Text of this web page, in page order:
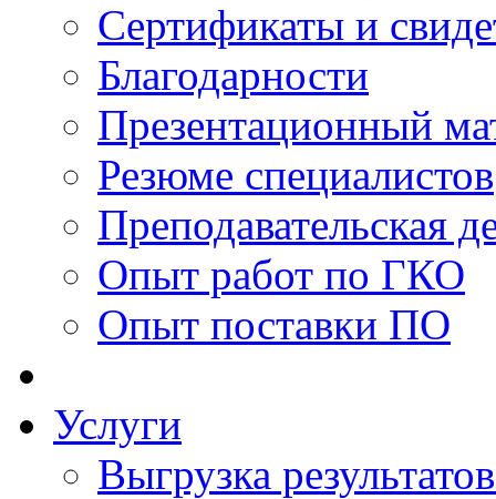
Сертификаты и
Благодарности
Презентационный
Резюме специалистов
Преподавательская
Опыт работ по ГКО
Опыт поставки ПО
Услуги
Выгрузка